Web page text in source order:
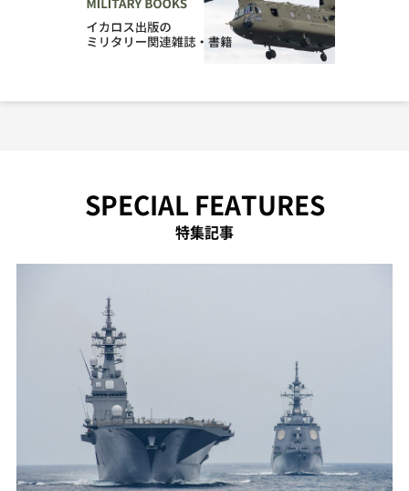
SPECIAL FEATURES
特集記事